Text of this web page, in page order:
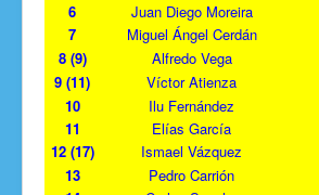
6 Juan Diego Moreira
7
Miguel Ángel Cerdán
8 (9) Alfredo Vega
9 (11) Víctor Atienza
10 Ilu Fernández
11 Elías García
12 (17)
Ismael Vázquez
13 Pedro Carrión